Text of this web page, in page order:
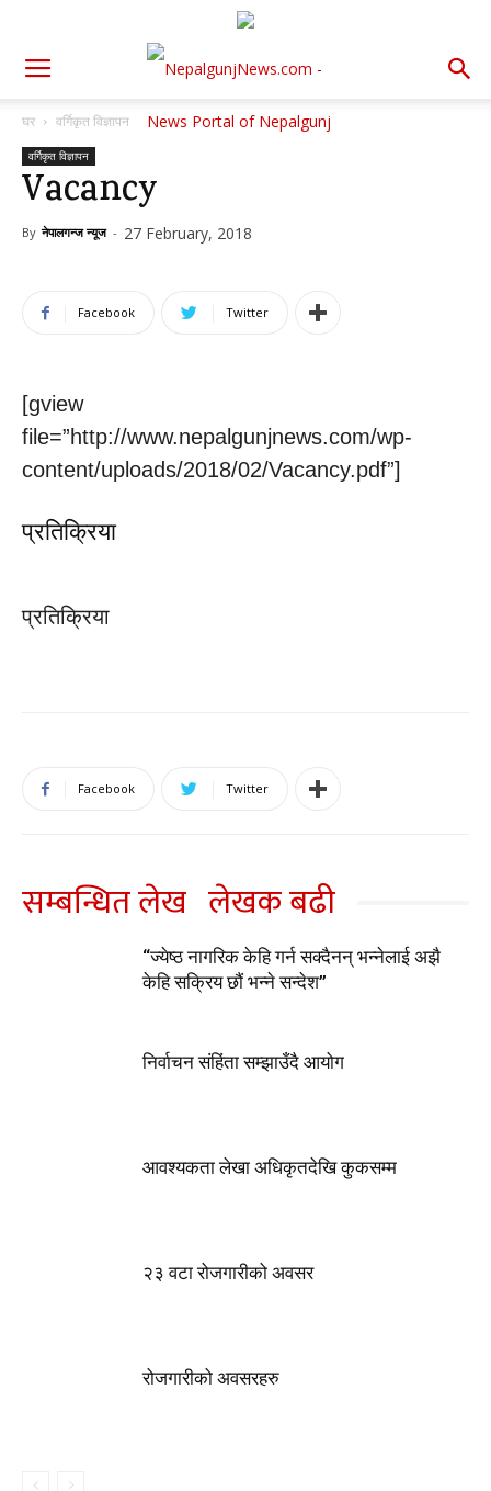
घर वर्गिकृत विज्ञापन
वर्गिकृत विज्ञापन
Vacancy
By नेपालगन्ज न्यूज - 27 February, 2018
Facebook Twitter
[gview
file=”http://www.nepalgunjnews.com/wp-
content/uploads/2018/02/Vacancy.pdf”]
प्रतिक्रिया
प्रतिक्रिया
Facebook Twitter
सम्बन्धित लेख लेखक बढी
“ज्येष्ठ नागरिक केहि गर्न सक्दैनन् भन्नेलाई अझै
केहि सक्रिय छौं भन्ने सन्देश”
निर्वाचन संहिंता सम्झाउँदै आयोग
आवश्यकता लेखा अधिकृतदेखि कुकसम्म
२३ वटा रोजगारीको अवसर
रोजगारीको अवसरहरु